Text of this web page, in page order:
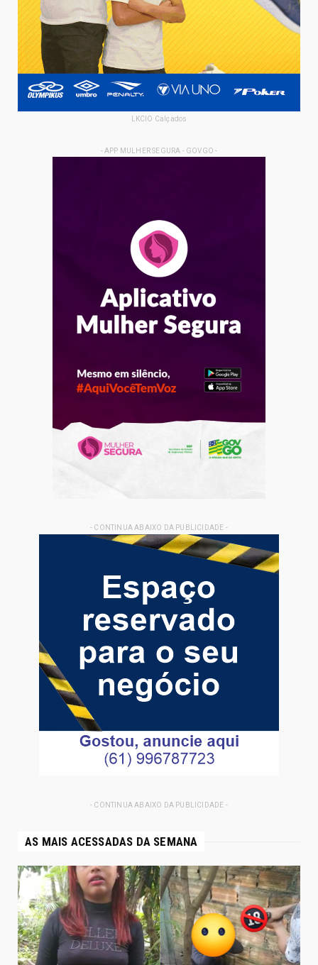
LKCIO Calçados
- APP MULHER SEGURA - GOVGO -
- CONTINUA ABAIXO DA PUBLICIDADE -
- CONTINUA ABAIXO DA PUBLICIDADE -
AS MAIS ACESSADAS DA SEMANA